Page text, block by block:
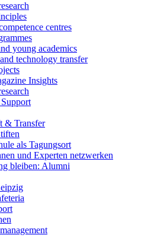
centres
young academics
technology transfer
Insights
& Transfer
als Tagungsort
und Experten netzwerken
bleiben: Alumni